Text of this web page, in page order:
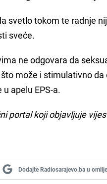
svetlo tokom te radnje
sveće.
ne odgovara da
može i stimulativno
apelu EPS-a.
portal koji objavljuje
Dodajte Radiosarajevo.ba u